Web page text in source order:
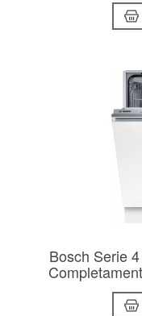
Bosch Serie